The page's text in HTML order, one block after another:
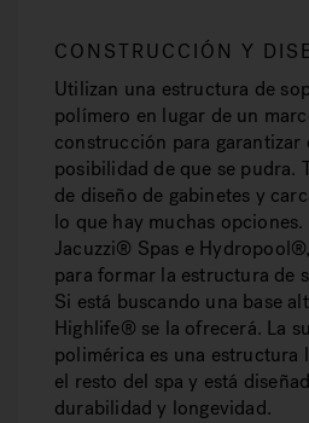
CONSTRUCCIÓN Y
Utilizan una estructura de
polímero en lugar de un
construcción para garantizar
posibilidad de que se pudra.
de diseño de gabinetes y
lo que hay muchas
Jacuzzi® Spas e
para formar la estructura de
Si está buscando una base
Highlife® se la ofrecerá. La
polimérica es una estructura
el resto del spa y está
durabilidad y longevidad.